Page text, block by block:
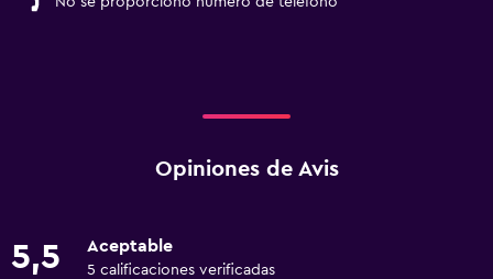
Opiniones de Avis
5,5 Aceptable
5 calificaciones verificadas